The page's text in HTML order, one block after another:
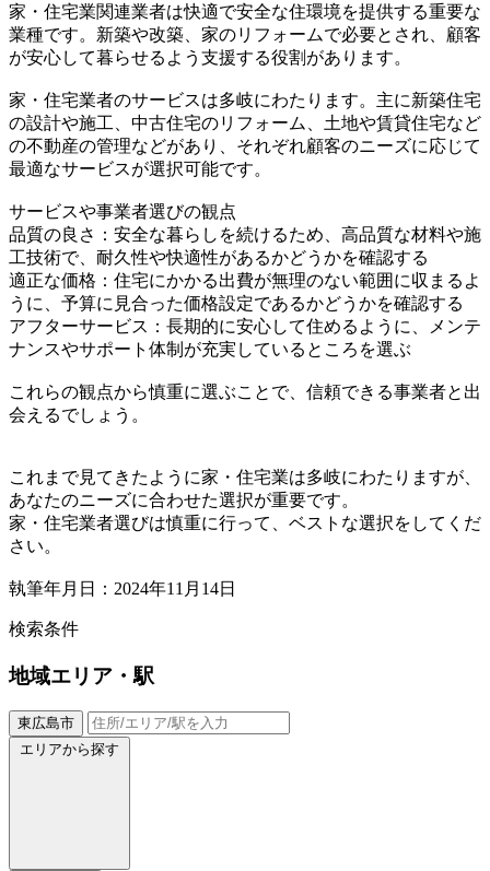
家・住宅業関連業者は快適で安全な住環境を提供する重要な
業種です。新築や改築、家のリフォームで必要とされ、顧客
が安心して暮らせるよう支援する役割があります。
家・住宅業者のサービスは多岐にわたります。主に新築住宅
の設計や施工、中古住宅のリフォーム、土地や賃貸住宅など
の不動産の管理などがあり、それぞれ顧客のニーズに応じて
最適なサービスが選択可能です。
サービスや事業者選びの観点
品質の良さ：安全な暮らしを続けるため、高品質な材料や施
工技術で、耐久性や快適性があるかどうかを確認する
適正な価格：住宅にかかる出費が無理のない範囲に収まるよ
うに、予算に見合った価格設定であるかどうかを確認する
アフターサービス：長期的に安心して住めるように、メンテ
ナンスやサポート体制が充実しているところを選ぶ
これらの観点から慎重に選ぶことで、信頼できる事業者と出
会えるでしょう。
これまで見てきたように家・住宅業は多岐にわたりますが、
あなたのニーズに合わせた選択が重要です。
家・住宅業者選びは慎重に行って、ベストな選択をしてくだ
さい。
執筆年月日：2024年11月14日
検索条件
地域エリア・駅
東広島市
エリアから探す